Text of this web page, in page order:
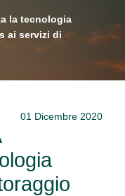
la tecnologia
ai servizi di
01 Dicembre 2020